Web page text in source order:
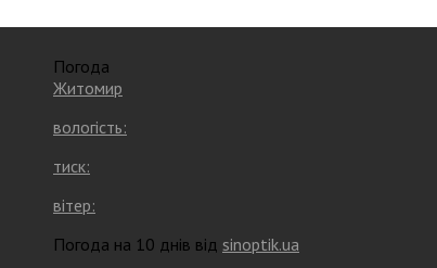
Погода
Житомир
вологість:
тиск:
вітер:
Погода на 10 днів від sinoptik.ua